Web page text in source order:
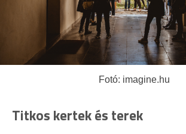
Fotó: imagine.hu
Titkos kertek és terek